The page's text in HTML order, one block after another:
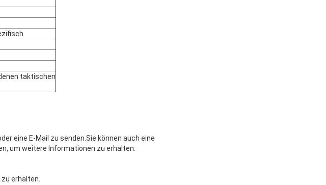
taktischen
eine E-Mail zu senden.Sie können auch eine
um weitere Informationen zu erhalten.
erhalten.